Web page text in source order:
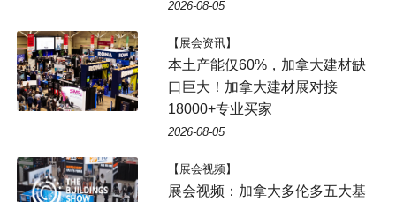
2026-08-05
【展会资讯】
本土产能仅60%，加拿大建材缺
口巨大！加拿大建材展对接
18000+专业买家
2026-08-05
【展会视频】
展会视频：加拿大多伦多五大基